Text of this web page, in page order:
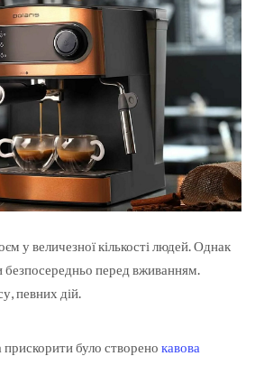
у величезної кількості людей. Однак
безпосередньо перед вживанням.
певних дій.
було створено кавова